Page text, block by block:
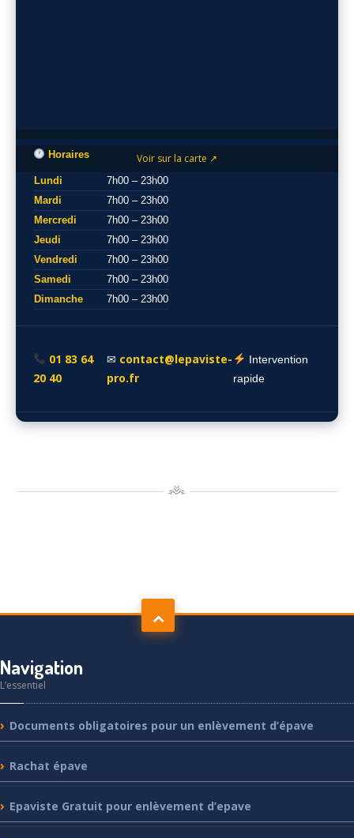
Voir sur la carte ↗
Horaires
Lundi
7h00 – 23h00
Mardi
7h00 – 23h00
Mercredi
7h00 – 23h00
Jeudi
7h00 – 23h00
Vendredi
7h00 – 23h00
Samedi
7h00 – 23h00
Dimanche
7h00 – 23h00
01 83 64
20 40
✉ contact@lepaviste-
pro.fr
Intervention
rapide
Navigation
L’essentiel
Documents obligatoires pour un enlèvement d’épave
Rachat épave
Epaviste Gratuit pour enlèvement d’epave